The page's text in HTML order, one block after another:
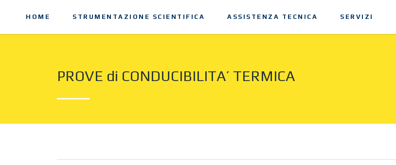
HOME STRUMENTAZIONE SCIENTIFICA ASSISTENZA TECNICA SERVIZI
PROVE di CONDUCIBILITA’ TERMICA